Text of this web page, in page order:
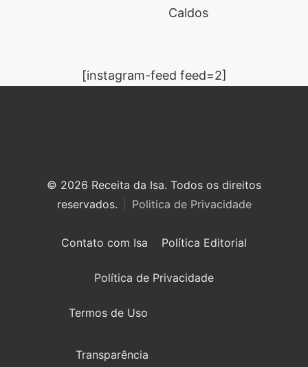
Caldos
[instagram-feed feed=2]
© 2026 Receita da Isa. Todos os direitos
reservados.
Politica de Privacidade
Contato com Isa Política Editorial
Política de Privacidade
Termos de Uso
Transparência